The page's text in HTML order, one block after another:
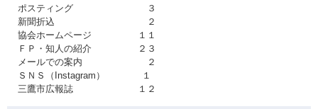
ポスティング ３
新聞折込 ２
協会ホームページ １１
ＦＰ・知人の紹介 ２３
メールでの案内 ２
ＳＮＳ（Instagram） １
三鷹市広報誌 １２